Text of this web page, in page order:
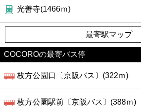
光善寺(1466ｍ)
最寄駅マップ
COCOROの最寄バス停
枚方公園口〔京阪バス〕(322ｍ)
枚方公園駅前〔京阪バス〕(388ｍ)